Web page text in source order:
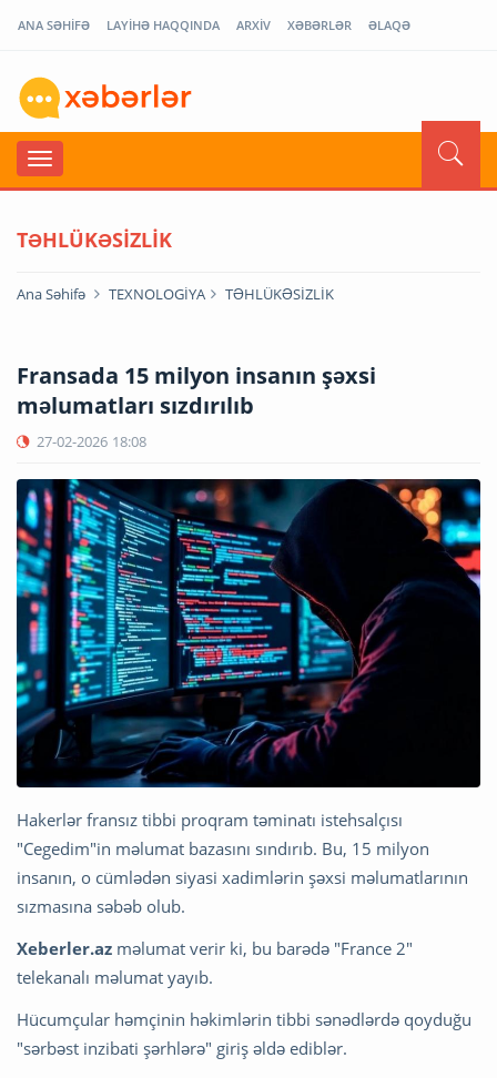
ANA SƏHİFƏ LAYİHƏ HAQQINDA ARXİV XƏBƏRLƏR ƏLAQƏ
TƏHLÜKƏSİZLİK
Ana Səhifə TEXNOLOGİYA TƏHLÜKƏSİZLİK
Fransada 15 milyon insanın şəxsi
məlumatları sızdırılıb
27-02-2026 18:08
Hakerlər fransız tibbi proqram təminatı istehsalçısı
"Cegedim"in məlumat bazasını sındırıb. Bu, 15 milyon
insanın, o cümlədən siyasi xadimlərin şəxsi məlumatlarının
sızmasına səbəb olub.
Xeberler.az məlumat verir ki, bu barədə "France 2"
telekanalı məlumat yayıb.
Hücumçular həmçinin həkimlərin tibbi sənədlərdə qoyduğu
"sərbəst inzibati şərhlərə" giriş əldə ediblər.